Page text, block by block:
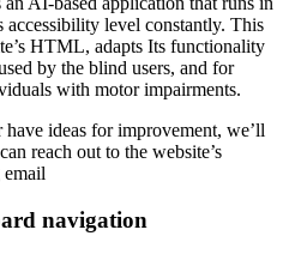
accessibility level constantly. This
HTML, adapts Its functionality
by the blind users, and for
with motor impairments.
ideas for improvement, we’ll
reach out to the website’s
navigation